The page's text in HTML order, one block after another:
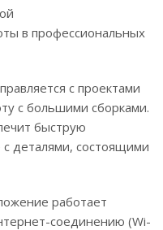
в профессиональных
с проектами
с большими сборками.
быструю
деталями, состоящими
работает
соединению (Wi-